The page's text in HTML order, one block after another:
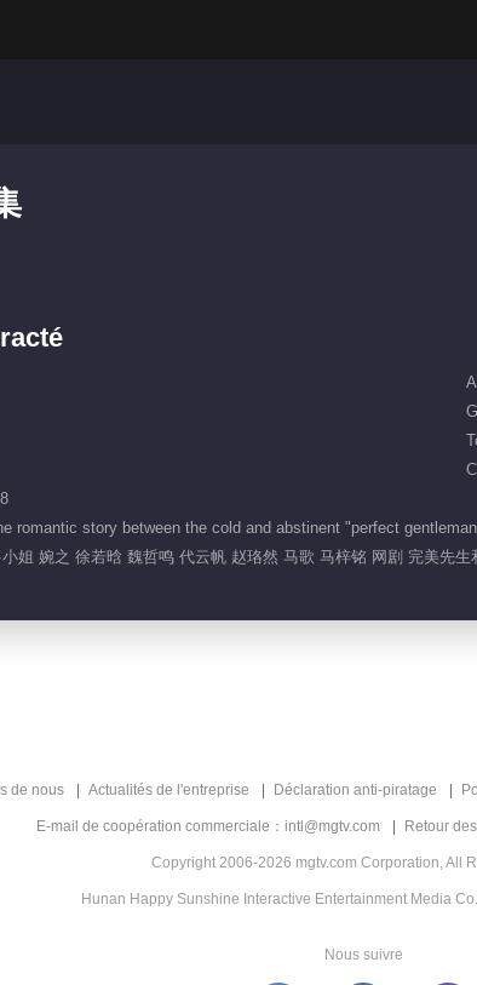
romantic story between the cold and abstinent "perfect
姐 婉之 徐若晗 魏哲鸣 代云帆 赵珞然 马歌 马梓铭 网剧 完美先
de nous Actualités de l'entreprise Déclaration anti-piratage
E-mail de coopération commerciale：intl@mgtv.com Retour
Copyright 2006-2026 mgtv.com Corporation, All
Hunan Happy Sunshine Interactive Entertainment Media
Nous suivre